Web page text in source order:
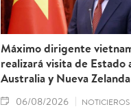
Máximo dirigente
realizará visita de Estado
Australia y Nueva Zelanda
06/08/2026 NOTICIEROS